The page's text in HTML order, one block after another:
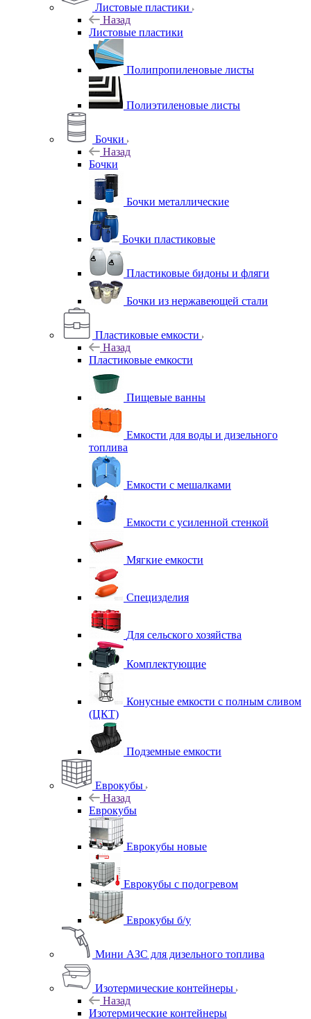
Листовые пластики
Назад
Листовые пластики
Полипропиленовые листы
Полиэтиленовые листы
Бочки
Назад
Бочки
Бочки металлические
Бочки пластиковые
Пластиковые бидоны и фляги
Бочки из нержавеющей стали
Пластиковые емкости
Назад
Пластиковые емкости
Пищевые ванны
Емкости для воды и дизельного
топлива
Емкости с мешалками
Емкости с усиленной стенкой
Мягкие емкости
Специзделия
Для сельского хозяйства
Комплектующие
Конусные емкости с полным сливом
(ЦКТ)
Подземные емкости
Еврокубы
Назад
Еврокубы
Еврокубы новые
Еврокубы с подогревом
Еврокубы б/у
Мини АЗС для дизельного топлива
Изотермические контейнеры
Назад
Изотермические контейнеры